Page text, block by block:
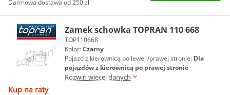
Darmowa dostawa od 250 zł
Zamek schowka TOPRAN 110 668
TOP110668
Kolor:Czarny
Pojazd z kierownicą po lewej /prawej stronie: Dla
pojazdów z kierownicą po prawej stronie
Rozwiń więcej danych
Kup na raty